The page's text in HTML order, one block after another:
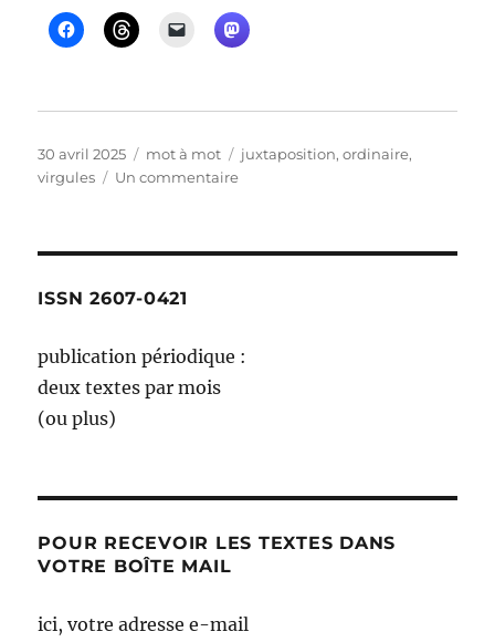
Publié
le
30 avril 2025 Catégories
mot à mot Étiquettes
juxtaposition,ordinaire,
virgules
Un commentairesur
ISSN 2607-0421
publication périodique :
deux textes par mois
(ou plus)
POUR RECEVOIR LES TEXTES DANS
VOTRE BOÎTE MAIL
ici, votre adresse e-mail